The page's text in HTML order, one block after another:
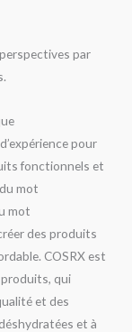
par
pour
fonctionnels et
mot
mot
des produits
COSRX est
qui
et des
et à